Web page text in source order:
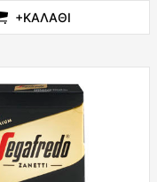
+ΚΑΛΆΘΙ
ADDTOCART
ADDTOCOMPARELIST
ADDTOWISHLIST